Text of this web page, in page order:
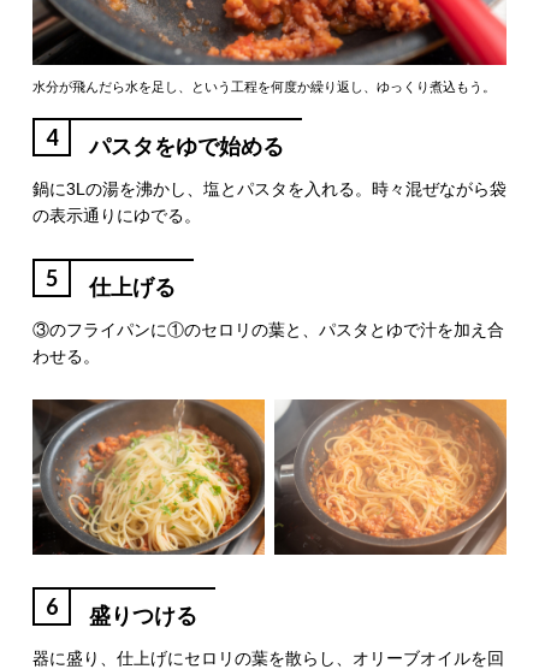
水分が飛んだら水を足し、という工程を何度か繰り返し、ゆっくり煮込もう。
4 パスタをゆで始める
鍋に3Lの湯を沸かし、塩とパスタを入れる。時々混ぜながら袋
の表示通りにゆでる。
5 仕上げる
③のフライパンに①のセロリの葉と、パスタとゆで汁を加え合
わせる。
6 盛りつける
器に盛り、仕上げにセロリの葉を散らし、オリーブオイルを回